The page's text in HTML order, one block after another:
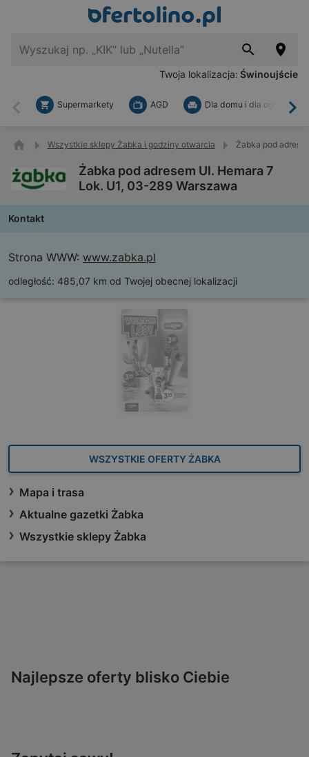
Twoja lokalizacja: Świnoujście
Wstecz
Supermarkety AGD Dla domu i dla ogrodu
Wszystkie sklepy Żabka i godziny otwarcia Żabka pod
Żabka pod adresem Ul. Hemara 7
Lok. U1, 03-289 Warszawa
Kontakt
Strona WWW: www.zabka.pl
odległość: 485,07 km od Twojej obecnej lokalizacji
WSZYSTKIE OFERTY ŻABKA
Mapa i trasa
Aktualne gazetki Żabka
Wszystkie sklepy Żabka
Najlepsze oferty blisko Ciebie